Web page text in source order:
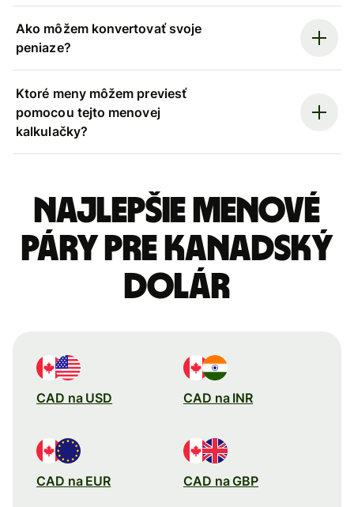
Ako môžem konvertovať svoje
peniaze?
Ktoré meny môžem previesť
pomocou tejto menovej
kalkulačky?
Najlepšie menové
páry pre Kanadský
dolár
CAD na USD CAD na INR
CAD na EUR CAD na GBP